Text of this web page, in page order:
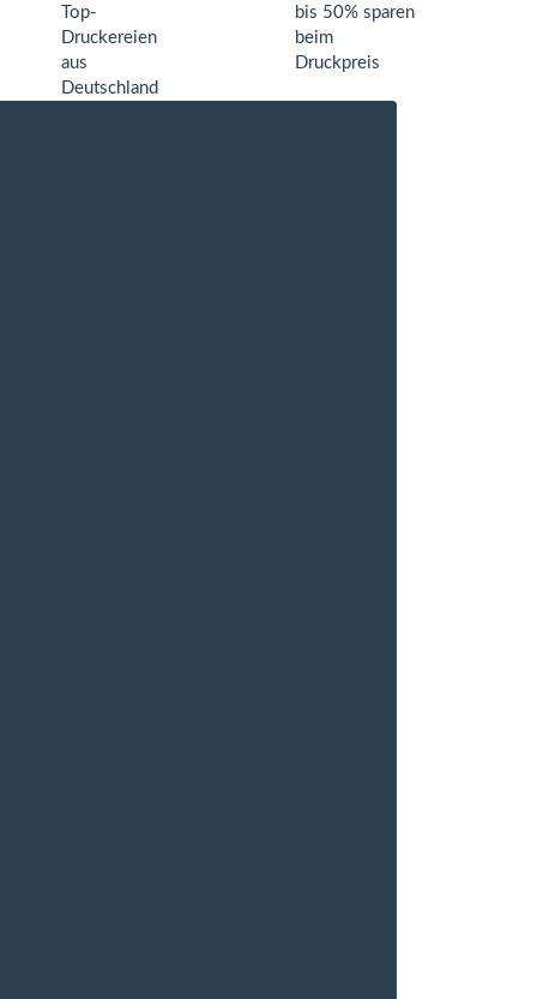
Top-
Druckereien
aus
Deutschland
bis 50% sparen
beim
Druckpreis